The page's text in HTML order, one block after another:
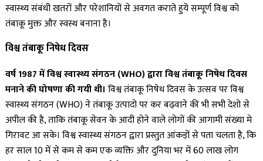
स्वास्थ्य संबंधी खतरों और परेशानियों से अवगत कराते हुये सम्पूर्ण विश्व को
तंबाकू मुक्त और स्वस्थ बनाना है।
विश्व तंबाकू निषेध दिवस
वर्ष 1987 में विश्व स्वास्थ्य संगठन (WHO) द्वारा विश्व तंबाकू निषेध दिवस
मनाने की घोषणा की गयी थी। विश्व तंबाकू निषेध दिवस के उत्सव पर विश्व
स्वास्थ्य संगठन (WHO) ने तंबाकू उत्पादो पर कर बढ़वाने की भी सभी देशो से
अपील की है, ताकि तंबाकू सेवन के आदी होने वाले लोगों की आगामी संख्या मे
गिरावट आ सके। विश्व स्वास्थ्य संगठन द्वारा प्रस्तुत आंकड़ों से पता चलता है, कि
हर साल 10 में से कम से कम एक व्यक्ति और दुनिया भर में 60 लाख लोग